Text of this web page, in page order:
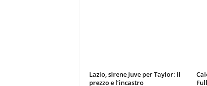
Lazio, sirene Juve per Taylor: il
prezzo e l’incastro